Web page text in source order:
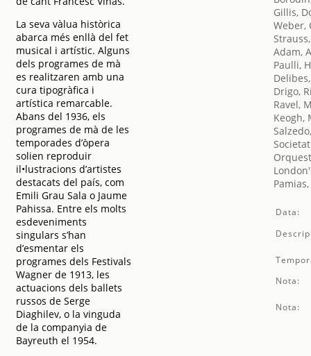
La seva vàlua històrica
abarca més enllà del fet
musical i artístic. Alguns
dels programes de mà
es realitzaren amb una
cura tipogràfica i
artística remarcable.
Abans del 1936, els
programes de mà de les
temporades d’òpera
solien reproduir
il•lustracions d’artistes
destacats del país, com
Emili Grau Sala o Jaume
Pahissa. Entre els molts
esdeveniments
singulars s’han
d’esmentar els
programes dels Festivals
Wagner de 1913, les
actuacions dels ballets
russos de Serge
Diaghilev, o la vinguda
de la companyia de
Bayreuth el 1954.
Gillis,
Weber,
Adam,
Paulli,
Drigo,
Ravel,
Keogh,
Data:
Nota:
Nota: